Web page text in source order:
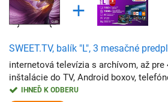
IHNEĎ K ODBERU
SWEET.TV, balík "L", 3 mesačné
internetová televízia s archívom, až
inštalácie do TV, Android boxov,